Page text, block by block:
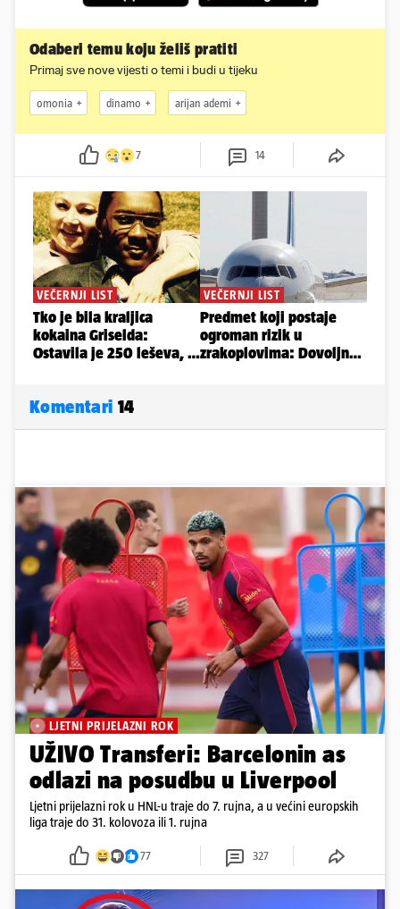
Odaberi temu koju želiš pratiti
Primaj sve nove vijesti o temi i budi u tijeku
omonia dinamo arijan ademi
7 14
Komentari 14
LJETNI PRIJELAZNI ROK
UŽIVO Transferi: Barcelonin as
odlazi na posudbu u Liverpool
Ljetni prijelazni rok u HNL-u traje do 7. rujna, a u većini europskih
liga traje do 31. kolovoza ili 1. rujna
77 327